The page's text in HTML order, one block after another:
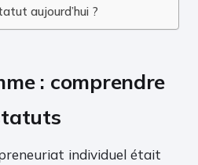
aujourd’hui ?
: comprendre
individuel était